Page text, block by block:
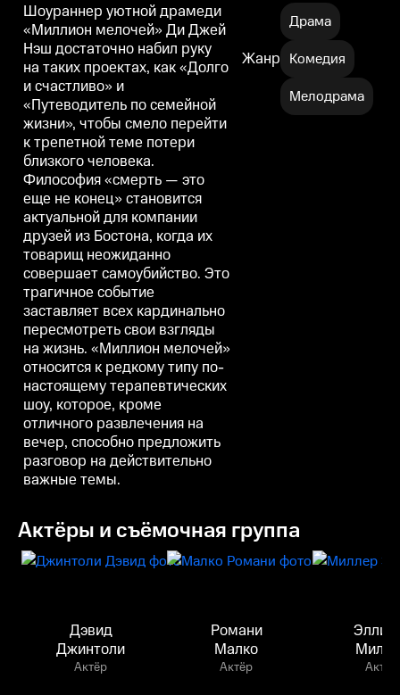
Шоураннер уютной драмеди
«Миллион мелочей» Ди Джей
Нэш достаточно набил руку
на таких проектах, как «Долго
и счастливо» и
«Путеводитель по семейной
жизни», чтобы смело перейти
к трепетной теме потери
близкого человека.
Философия «смерть — это
еще не конец» становится
актуальной для компании
друзей из Бостона, когда их
товарищ неожиданно
совершает самоубийство. Это
трагичное событие
заставляет всех кардинально
пересмотреть свои взгляды
на жизнь. «Миллион мелочей»
относится к редкому типу по-
настоящему терапевтических
шоу, которое, кроме
отличного развлечения на
вечер, способно предложить
разговор на действительно
важные темы.
Жанр
Драма
Комедия
Мелодрама
Актёры и съёмочная группа
Дэвид
Джинтоли
Актёр
Романи
Малко
Актёр Актёр